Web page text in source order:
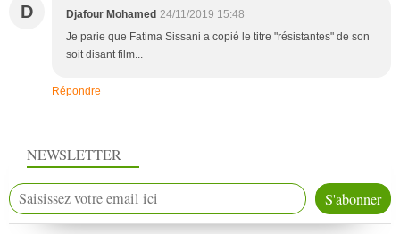
D Djafour Mohamed 24/11/2019 15:48
Je parie que Fatima Sissani a copié le titre "résistantes" de son
soit disant film...
Répondre
NEWSLETTER